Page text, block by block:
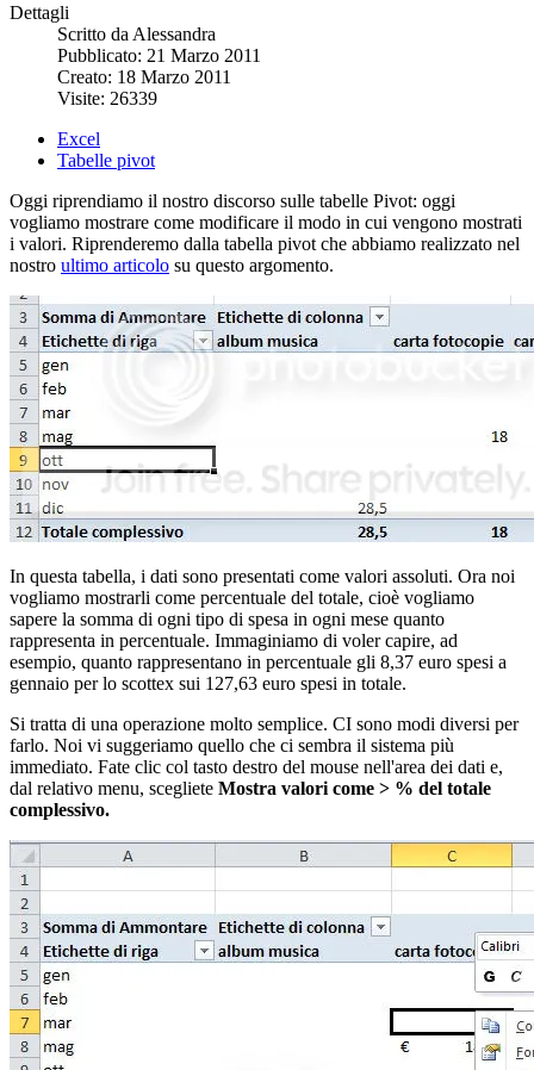
Dettagli
Scritto da Alessandra
Pubblicato: 21 Marzo 2011
Creato: 18 Marzo 2011
Visite: 26339
Excel
Tabelle pivot
Oggi riprendiamo il nostro discorso sulle tabelle Pivot: oggi
vogliamo mostrare come modificare il modo in cui vengono mostrati
i valori. Riprenderemo dalla tabella pivot che abbiamo realizzato nel
nostro ultimo articolo su questo argomento.
In questa tabella, i dati sono presentati come valori assoluti. Ora noi
vogliamo mostrarli come percentuale del totale, cioè vogliamo
sapere la somma di ogni tipo di spesa in ogni mese quanto
rappresenta in percentuale. Immaginiamo di voler capire, ad
esempio, quanto rappresentano in percentuale gli 8,37 euro spesi a
gennaio per lo scottex sui 127,63 euro spesi in totale.
Si tratta di una operazione molto semplice. CI sono modi diversi per
farlo. Noi vi suggeriamo quello che ci sembra il sistema più
immediato. Fate clic col tasto destro del mouse nell'area dei dati e,
dal relativo menu, scegliete Mostra valori come > % del totale
complessivo.